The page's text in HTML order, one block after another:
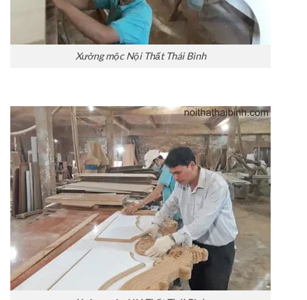
Xưởng mộc Nội Thất Thái Bình